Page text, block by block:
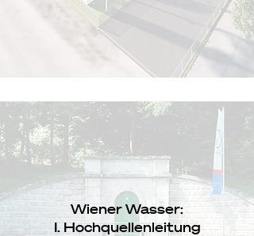
Wiener Wasser:
I. Hochquellenleitung